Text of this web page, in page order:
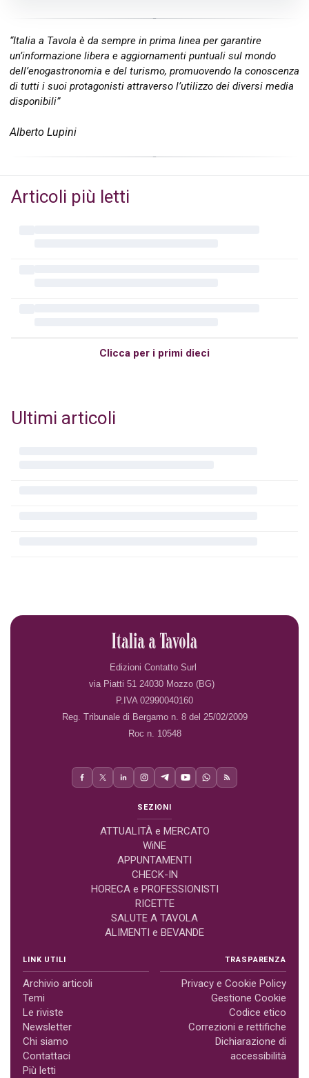
“Italia a Tavola è da sempre in prima linea per garantire
un’informazione libera e aggiornamenti puntuali sul mondo
dell’enogastronomia e del turismo, promuovendo la conoscenza
di tutti i suoi protagonisti attraverso l’utilizzo dei diversi media
disponibili”
Alberto Lupini
Articoli più letti
Clicca per i primi dieci
Ultimi articoli
Edizioni Contatto Surl
via Piatti 51 24030 Mozzo (BG)
P.IVA 02990040160
Reg. Tribunale di Bergamo n. 8 del 25/02/2009
Roc n. 10548
SEZIONI
ATTUALITÀ e MERCATO
WiNE
APPUNTAMENTI
CHECK-IN
HORECA e PROFESSIONISTI
RICETTE
SALUTE A TAVOLA
ALIMENTI e BEVANDE
LINK UTILI
Archivio articoli
Temi
Le riviste
Newsletter
Chi siamo
Contattaci
Più letti
TRASPARENZA
Privacy e Cookie Policy
Gestione Cookie
Codice etico
Correzioni e rettifiche
Dichiarazione di
accessibilità